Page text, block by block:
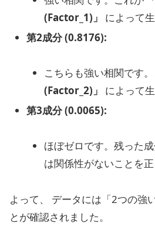
(Factor_1)」
によって
第2成分 (0.8176):
こちらも強い相関です
(Factor_2)」
によって
第3成分 (0.0065):
ほぼゼロです。残った
は関係性がないことを正
よって、 データには「2つの強
とが確認されました。